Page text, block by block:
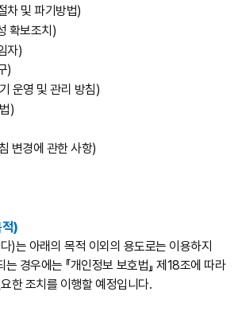
차 및 파기방법)
확보조치)
자)
)
운영 및 관리 방침)
)
변경에 관한 사항)
적)
)는 아래의 목적 이외의 용도로는 이용하지
경우에는 『개인정보 보호법』 제18조에 따라
한 조치를 이행할 예정입니다.